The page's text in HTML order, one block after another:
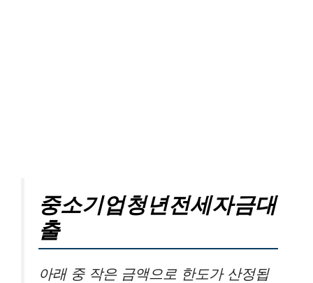
중소기업청년전세자금대
출
아래 중 작은 금액으로 한도가 산정됩